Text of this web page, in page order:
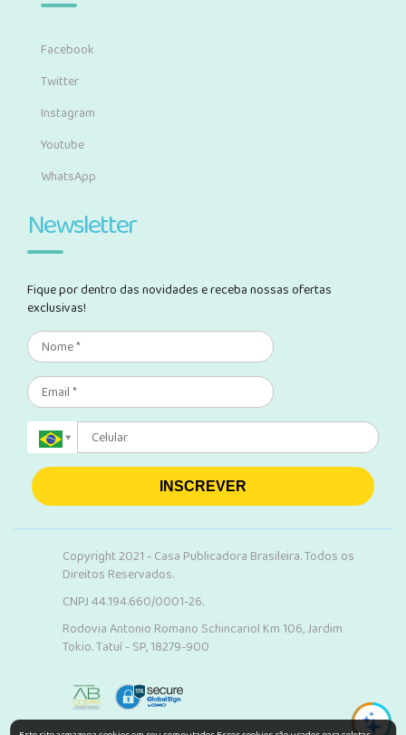
Facebook
Twitter
Instagram
Youtube
WhatsApp
Newsletter
Fique por dentro das novidades e receba nossas ofertas
exclusivas!
INSCREVER
Copyright 2021 - Casa Publicadora Brasileira. Todos os
Direitos Reservados.
CNPJ 44.194.660/0001-26.
Rodovia Antonio Romano Schincariol Km 106, Jardim
Tokio. Tatuí - SP, 18279-900